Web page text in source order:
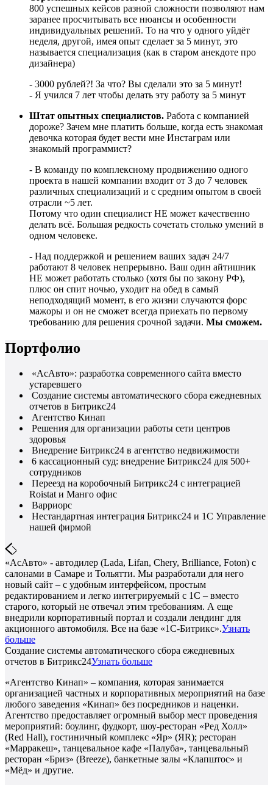
800 успешных кейсов разной сложности позволяют нам
заранее просчитывать все нюансы и особенности
индивидуальных решений. То на что у одного уйдёт
неделя, другой, имея опыт сделает за 5 минут, это
называется специализация (как в старом анекдоте про
дизайнера)
- 3000 рублей?! За что? Вы сделали это за 5 минут!
- Я учился 7 лет чтобы делать эту работу за 5 минут
Штат опытных специалистов. Работа с компанией
дороже? Зачем мне платить больше, когда есть знакомая
девочка которая будет вести мне Инстаграм или
знакомый программист?
- В команду по комплексному продвижению одного
проекта в нашей компании входит от 3 до 7 человек
различных специализаций и с средним опытом в своей
отрасли ~5 лет.
Потому что один специалист НЕ может качественно
делать всё. Большая редкость сочетать столько умений в
одном человеке.
- Над поддержкой и решением ваших задач 24/7
работают 8 человек непрерывно. Ваш один айтишник
НЕ может работать столько (хотя бы по закону РФ),
плюс он спит ночью, уходит на обед в самый
неподходящий момент, в его жизни случаются форс
мажоры и он не сможет всегда приехать по первому
требованию для решения срочной задачи. Мы сможем.
Портфолио
«АсАвто»: разработка современного сайта вместо
устаревшего
Создание системы автоматического сбора ежедневных
отчетов в Битрикс24
Агентство Кинап
Решения для организации работы сети центров
здоровья
Внедрение Битрикс24 в агентство недвижимости
6 кассационный суд: внедрение Битрикс24 для 500+
сотрудников
Переезд на коробочный Битрикс24 с интеграцией
Roistat и Манго офис
Варриорс
Нестандартная интеграция Битрикс24 и 1С Управление
нашей фирмой
«АсАвто» - автодилер (Lada, Lifan, Chery, Brilliance, Foton) с
салонами в Самаре и Тольятти. Мы разработали для него
новый сайт – с удобным интерфейсом, простым
редактированием и легко интегрируемый с 1С – вместо
старого, который не отвечал этим требованиям. А еще
внедрили корпоративный портал и создали лендинг для
акционного автомобиля. Все на базе «1С-Битрикс».Узнать
больше
Создание системы автоматического сбора ежедневных
отчетов в Битрикс24Узнать больше
«Агентство Кинап» – компания, которая занимается
организацией частных и корпоративных мероприятий на базе
любого заведения «Кинап» без посредников и наценки.
Агентство предоставляет огромный выбор мест проведения
мероприятий: боулинг, фудкорт, шоу-ресторан «Ред Холл»
(Red Hall), гостиничный комплекс «Яр» (ЯR); ресторан
«Марракеш», танцевальное кафе «Палуба», танцевальный
ресторан «Бриз» (Breeze), банкетные залы «Клапштос» и
«Мёд» и другие.